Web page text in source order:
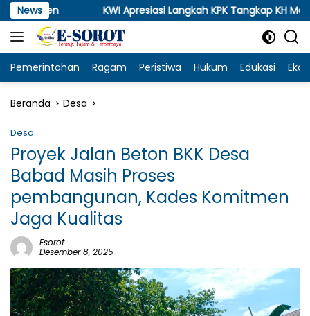
Langsung
ke
konten
NewsKWI Apresiasi Langkah KPK Tangkap KH Mah’rus,
Pemerintahan Ragam Peristiwa Hukum Edukasi
Beranda Desa
Desa
Proyek Jalan Beton BKK Desa
Babad Masih Proses
pembangunan, Kades Komitmen
Jaga Kualitas
Esorot
Desember 8, 2025